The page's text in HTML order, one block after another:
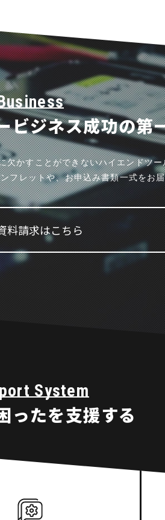
ビジネス成功の第
欠かすことができないハイエンドツー
フレットや、お申込み書類一式をお届
料請求はこちら
System
ったを支援する